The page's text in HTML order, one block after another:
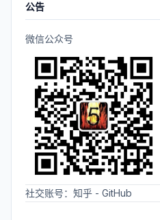
公告
微信公众号
社交账号： 知乎 - GitHub